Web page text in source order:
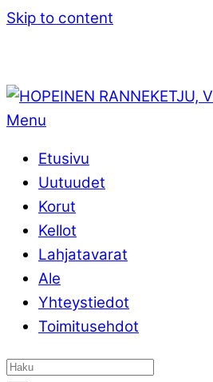
Skip to content
Menu
Etusivu
Uutuudet
Korut
Kellot
Lahjatavarat
Ale
Yhteystiedot
Toimitusehdot